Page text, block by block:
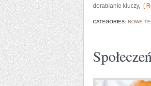
dorabianie kluczy, [
CATEGORIES: NOWE